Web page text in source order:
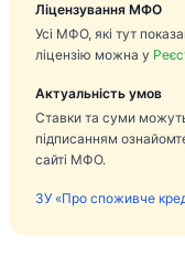
Ліцензування МФО
Усі МФО, які тут
ліцензію можна у
Актуальність умов
Ставки та суми
підписанням
сайті МФО.
ЗУ «Про споживче